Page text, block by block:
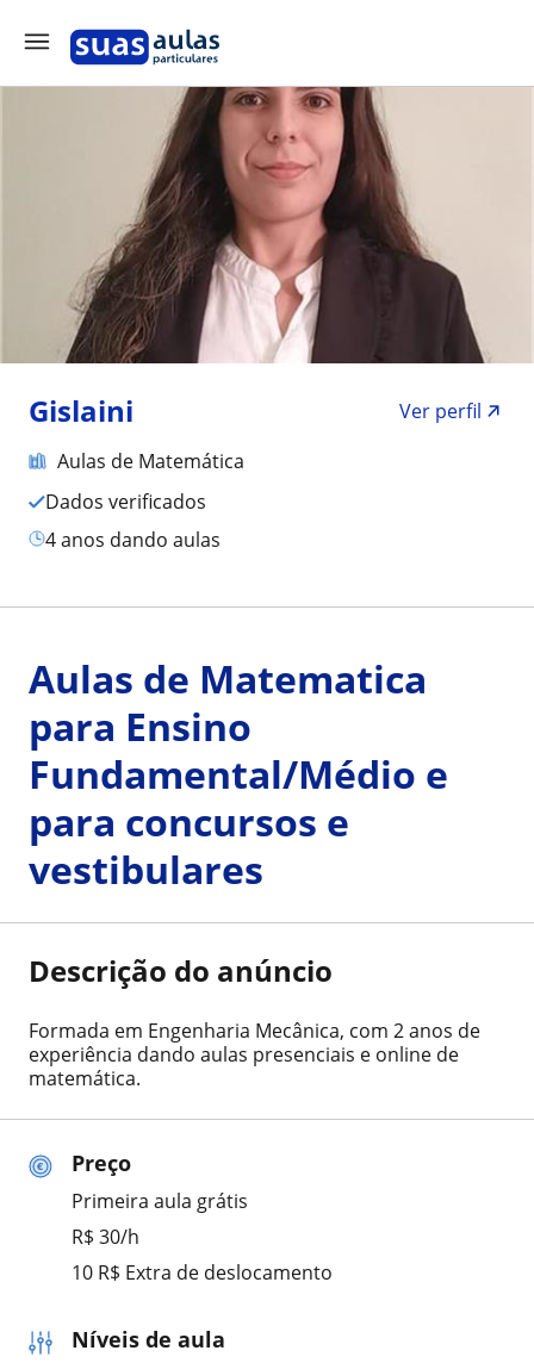
Gislaini
Ver perfil
Aulas de Matemática
Dados verificados
4 anos dando aulas
Preço
Primeira aula grátis
R$ 30/h
10 R$ Extra de deslocamento
Níveis de aula
Aulas de Matematica
para Ensino
Fundamental/Médio e
para concursos e
vestibulares
Descrição do anúncio
Formada em Engenharia Mecânica, com 2 anos de
experiência dando aulas presenciais e online de
matemática.